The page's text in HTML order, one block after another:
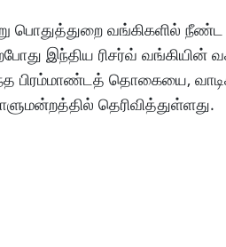
பொதுத்துறை வங்கிகளில் நீண்ட
இந்திய ரிசர்வ் வங்கியின்
பிரம்மாண்டத் தொகையை,
தெரிவித்துள்ளது.